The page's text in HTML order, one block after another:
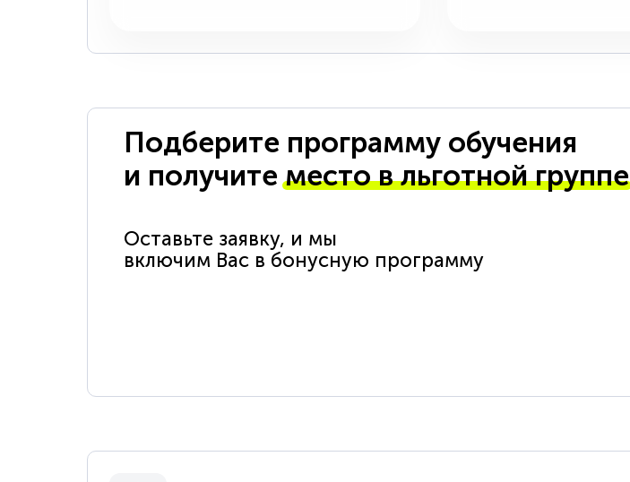
Подберите программу обучения
и получитеместо в льготной группе
Оставьте заявку, и мы
включим Вас в бонусную программу